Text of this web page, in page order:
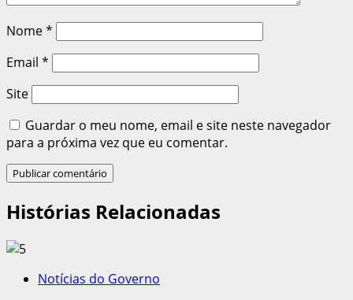
Nome*
Email *
Site
Guardar o meu nome, email e site neste navegador
para a próxima vez que eu comentar.
Histórias Relacionadas
Notícias do Governo